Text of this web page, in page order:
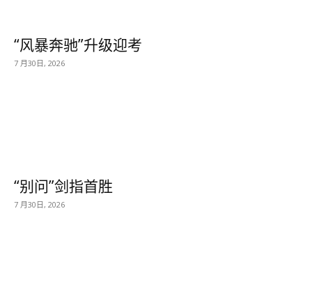
“风暴奔驰”升级迎考
7 月30日, 2026
“别问”剑指首胜
7 月30日, 2026